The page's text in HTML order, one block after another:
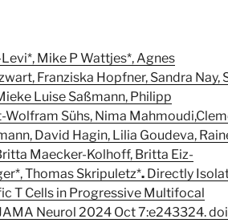
Mike P Wattjes*, Agnes
Franziska Hopfner, Sandra Nay,
Luise Saßmann, Philipp
Wolfram Sühs, Nima
David Hagin, Lilia Goudeva,
Maecker-Kolhoff, Britta Eiz-
Thomas Skripuletz*. Directly
T Cells in Progressive Multifocal
Neurol 2024 Oct 7:e243324.